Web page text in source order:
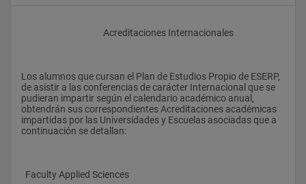
					Acreditaciones Internacionales
Los alumnos que cursan el Plan de Estudios Propio de ESERP,
de asistir a las conferencias de carácter Internacional que se
pudieran impartir según el calendario académico anual,
obtendrán sus correspondientes Acreditaciones académicas
impartidas por las Universidades y Escuelas asociadas que a
continuación se detallan:
  Faculty Applied Sciences